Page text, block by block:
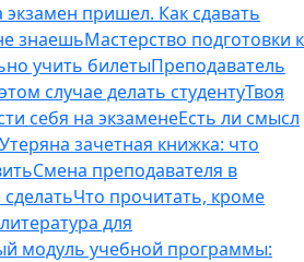
экзамен пришел. Как сдавать
знаешьМастерство подготовки к
учить билетыПреподаватель
случае делать студентуТвоя
себя на экзаменеЕсть ли смысл
Утеряна зачетная книжка: что
Смена преподавателя в
Что прочитать, кроме
для
модуль учебной программы: